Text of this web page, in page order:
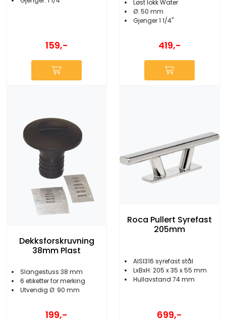
159,-
Løst lokk Water
Ø: 50 mm
Gjenger 1 1/4''
419,-
Dekksforskruvning
38mm Plast
Slangestuss 38 mm
6 etiketter for merking
Utvendig Ø: 90 mm
199,-
Roca Pullert Syrefast
205mm
AISI316 syrefast stål
LxBxH: 205 x 35 x 55 mm
Hullavstand 74 mm
699,-